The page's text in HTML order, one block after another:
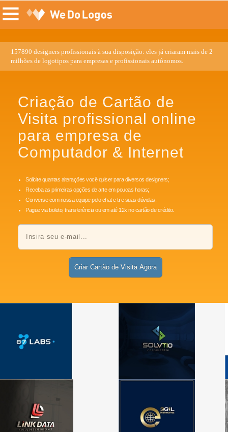
157890 designers profissionais à sua disposição: eles já criaram mais de 2
milhões de logotipos para empresas e profissionais autônomos.
Criação de Cartão de
Visita profissional online
para empresa de
Computador & Internet
Solicite quantas alterações você quiser para diversos designers;
Receba as primeiras opções de arte em poucas horas;
Converse com nossa equipe pelo chat e tire suas dúvidas;
Pague via boleto, transferência ou em até 12x no cartão de crédito.
Criar Cartão de Visita Agora